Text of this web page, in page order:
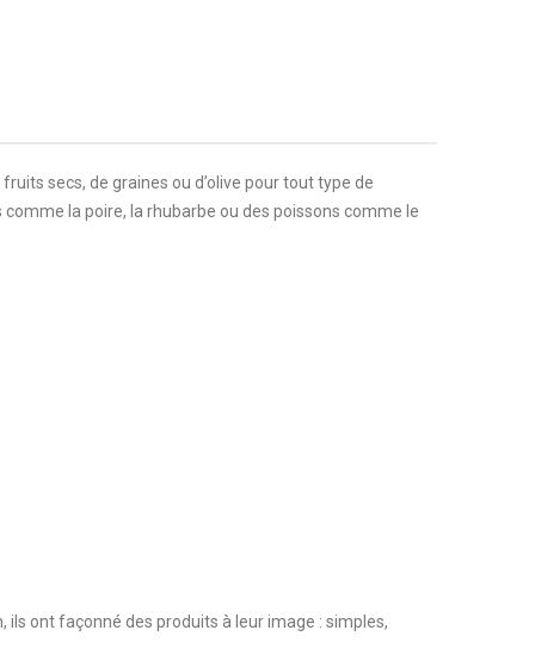
secs, de graines ou d’olive pour tout type de
la poire, la rhubarbe ou des poissons comme le
ils ont façonné des produits à leur image : simples,